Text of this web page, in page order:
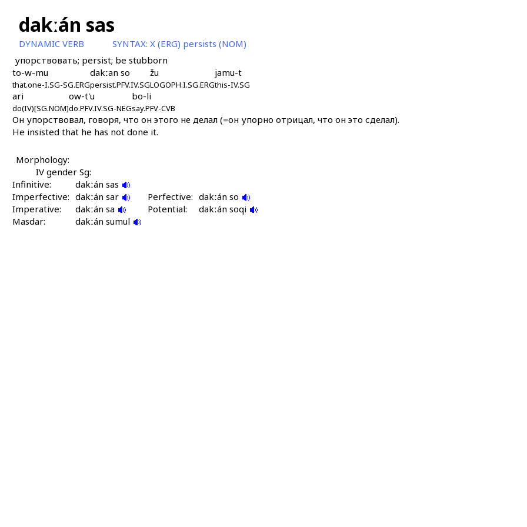
dakːán sas
DYNAMIC VERB SYNTAX: X (ERG) persists (NOM)
упорствовать; persist; be stubborn
to-w-mu
that.one-I.SG-SG.ERG
dakːan so
persist.PFV.IV.SG
žu
LOGOPH.I.SG.ERG
jamu-t
this-IV.SG
ari
do(IV)[SG.NOM]
ow-t'u
do.PFV.IV.SG-NEG
bo-li
say.PFV-CVB
Он упорствовал, говоря, что он этого не делал (=он упорно отрицал, что он это сделал).
He insisted that he has not done it.
Morphology:
IV gender Sg:
Infinitive:
dakːán sas
Imperfective: dakːán sar Perfective: dakːán so
Imperative:
dakːán sa Potential:
dakːán soqi
Masdar:
dakːán sumul